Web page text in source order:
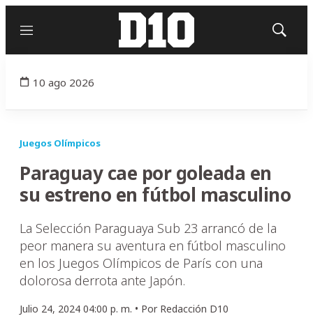
Menú
Mostrar
10 ago 2026
Juegos Olímpicos
Paraguay cae por goleada en
su estreno en fútbol masculino
La Selección Paraguaya Sub 23 arrancó de la
peor manera su aventura en fútbol masculino
en los Juegos Olímpicos de París con una
dolorosa derrota ante Japón.
Julio 24, 2024 04:00 p. m. • Por Redacción D10